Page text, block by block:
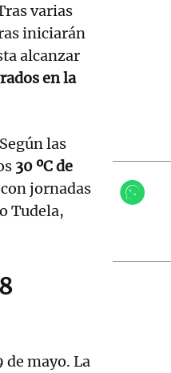
varias
iniciarán
alcanzar
en la
las
30 ºC de
jornadas
Tudela,
de mayo. La